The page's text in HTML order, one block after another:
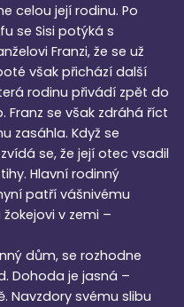
celou její rodinu. Po
se Sisi potýká s
Franzi, že se už
však přichází další
rodinu přivádí zpět do
Franz se však zdráhá říct
zasáhla. Když se
se, že její otec vsadil
Hlavní rodinný
patří vášnivému
v zemi –
dům, se rozhodne
Dohoda je jasná –
Navzdory svému slibu